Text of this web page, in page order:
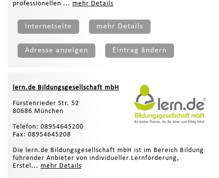
professionellen ... mehr Details
Internetseite mehr Details
Adresse anzeigen Eintrag ändern
lern.de Bildungsgesellschaft mbH
Fürstenrieder Str. 52
80686 München
Telefon: 08954645200
Fax: 08954645208
Die lern.de Bildungsgesellschaft mbH ist im Bereich Bildung
führender Anbieter von individueller Lernförderung,
Erstel... mehr Details